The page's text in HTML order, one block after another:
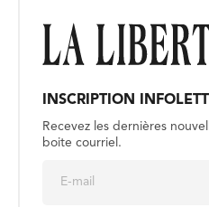
INSCRIPTION
Recevez les dernières
boite courriel.